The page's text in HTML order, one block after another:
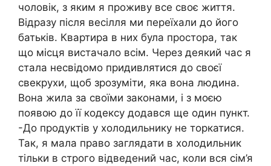
чоловік, з яким я проживу все своє життя.
Відразу після весілля ми переїхали до його
батьків. Квартира в них була простора, так
що місця вистачало всім. Через деякий час я
стала несвідомо придивлятися до своєї
свекрухи, щоб зрозуміти, яка вона людина.
Вона жила за своїми законами, і з моєю
появою до її кодексу додався ще один пункт.
-До продуктів у холодильнику не торкатися.
Так, я мала право заглядати в холодильник
тільки в строго відведений час, коли вся сім’я